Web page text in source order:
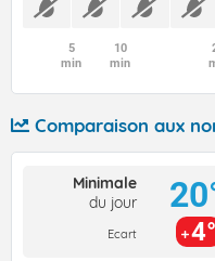
5
min
10
min
Comparaison aux
Minimale
du jour
Ecart 4°